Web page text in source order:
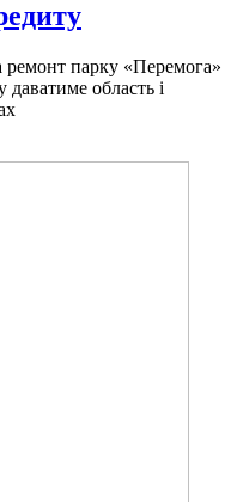
ремонт парку «Перемога»
область і